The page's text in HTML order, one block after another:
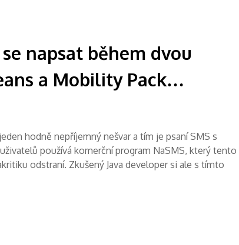
napsat během dvou
a Mobility Pack…
hodně nepříjemný nešvar a tím je psaní SMS s
používá komerční program NaSMS, který tento
odstraní. Zkušený Java developer si ale s tímto